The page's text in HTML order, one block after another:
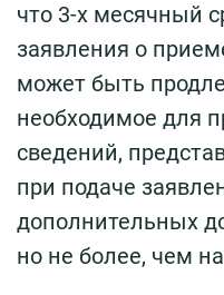
что 3-х месячный
заявления о
может быть
необходимое для
сведений,
при подаче
дополнительных
но не более, чем